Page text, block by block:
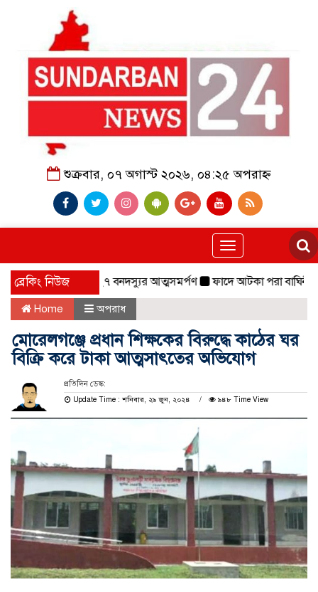
শুক্রবার, ০৭ অগাস্ট ২০২৬, ০৪:২৫ অপরাহ্ন
Toggle
navigation
ব্রেকিং নিউজ
প্রধানসহ ২৭ বনদস্যুর আত্মসমর্পণ ফাদে আটকা পরা বাঘিনী,০৬
Home অপরাধ
মোরেলগঞ্জে প্রধান শিক্ষকের বিরুদ্ধে কাঠের ঘর
বিক্রি করে টাকা আত্মসাৎতের অভিযোগ
প্রতিদিন ডেস্ক:
Update Time : শনিবার, ২৯ জুন, ২০২৪
৯৪৮ Time View